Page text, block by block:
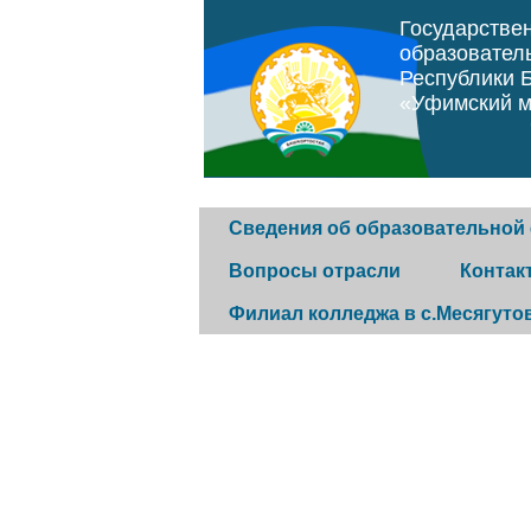
Республики
«Уфимский
Сведения об образовательной
Вопросы отрасли
Горячая
Филиал колледжа в